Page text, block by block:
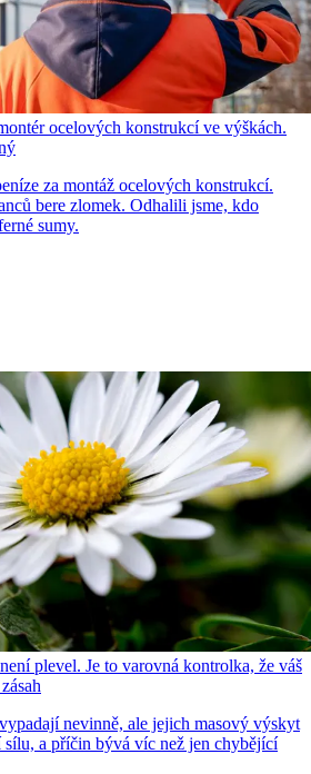
ocelových konstrukcí ve výškách.
za montáž ocelových konstrukcí.
bere zlomek. Odhalili jsme, kdo
sumy.
plevel. Je to varovná kontrolka, že váš
nevinně, ale jejich masový výskyt
sílu, a příčin bývá víc než jen chybějící